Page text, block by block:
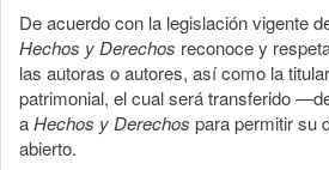
De acuerdo con la legislación vigente
Hechos y Derechos reconoce y
las autoras o autores, así como la
patrimonial, el cual será transferido
aHechos y Derechos para permitir su
abierto.